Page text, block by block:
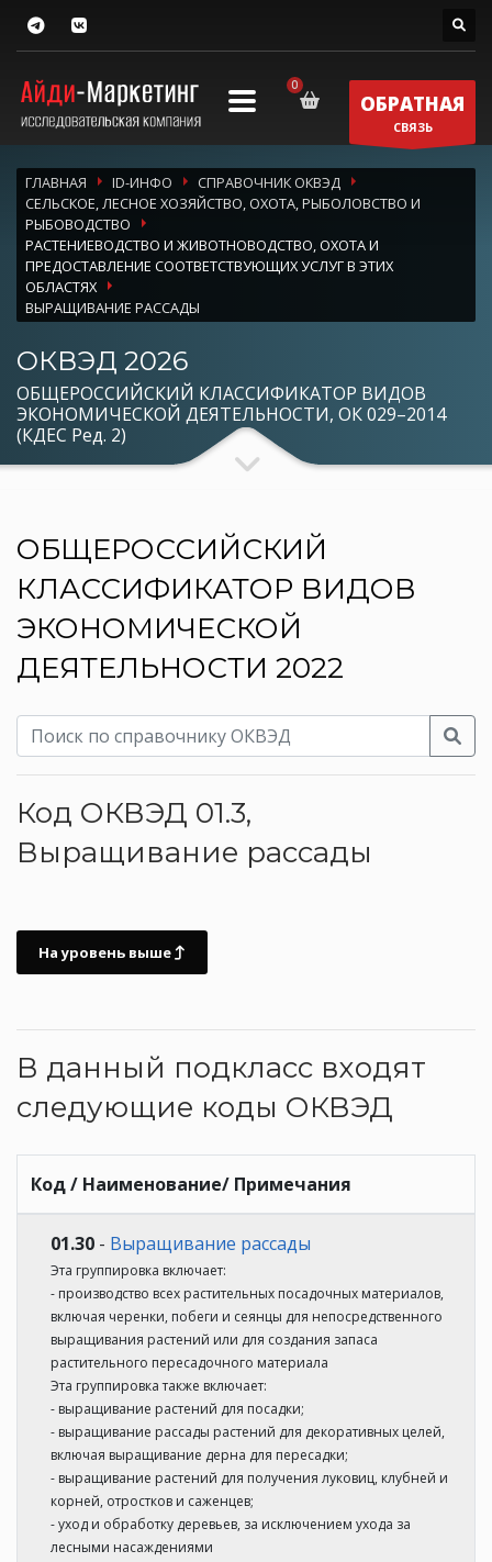
ОБРАТНАЯ
СВЯЗЬ
ГЛАВНАЯ ID-ИНФО
СПРАВОЧНИК ОКВЭД
СЕЛЬСКОЕ, ЛЕСНОЕ ХОЗЯЙСТВО, ОХОТА, РЫБОЛОВСТВО И
РЫБОВОДСТВО
РАСТЕНИЕВОДСТВО И ЖИВОТНОВОДСТВО, ОХОТА И
ПРЕДОСТАВЛЕНИЕ СООТВЕТСТВУЮЩИХ УСЛУГ В ЭТИХ
ОБЛАСТЯХ
ВЫРАЩИВАНИЕ РАССАДЫ
ОКВЭД 2026
ОБЩЕРОССИЙСКИЙ КЛАССИФИКАТОР ВИДОВ
ЭКОНОМИЧЕСКОЙ ДЕЯТЕЛЬНОСТИ, ОК 029–2014
(КДЕС Ред. 2)
ОБЩЕРОССИЙСКИЙ
КЛАССИФИКАТОР ВИДОВ
ЭКОНОМИЧЕСКОЙ
ДЕЯТЕЛЬНОСТИ 2022
Код ОКВЭД 01.3,
Выращивание рассады
На уровень выше
В данный подкласс входят
следующие коды ОКВЭД
Код / Наименование/ Примечания
01.30 - Выращивание рассады
Эта группировка включает:
- производство всех растительных посадочных материалов,
включая черенки, побеги и сеянцы для непосредственного
выращивания растений или для создания запаса
растительного пересадочного материала
Эта группировка также включает:
- выращивание растений для посадки;
- выращивание рассады растений для декоративных целей,
включая выращивание дерна для пересадки;
- выращивание растений для получения луковиц, клубней и
корней, отростков и саженцев;
- уход и обработку деревьев, за исключением ухода за
лесными насаждениями